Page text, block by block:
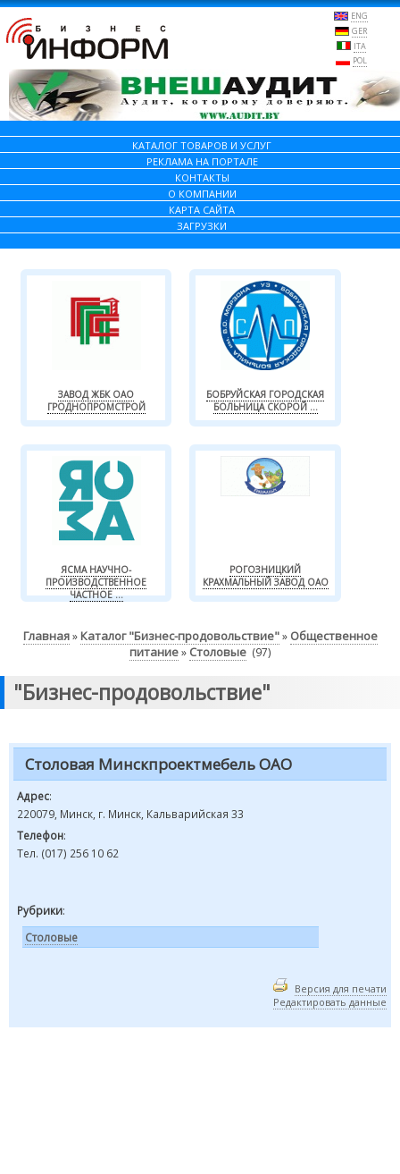
ENG
GER
ITA
POL
КАТАЛОГ ТОВАРОВ И УСЛУГ
РЕКЛАМА НА ПОРТАЛЕ
КОНТАКТЫ
О КОМПАНИИ
КАРТА САЙТА
ЗАГРУЗКИ
ЗАВОД ЖБК ОАО
ГРОДНОПРОМСТРОЙ
БОБРУЙСКАЯ ГОРОДСКАЯ
БОЛЬНИЦА СКОРОЙ ...
ЯСМА НАУЧНО-
ПРОИЗВОДСТВЕННОЕ
ЧАСТНОЕ ...
РОГОЗНИЦКИЙ
КРАХМАЛЬНЫЙ ЗАВОД ОАО
Главная» Каталог "Бизнес-продовольствие"» Общественное
питание» Столовые(97)
"Бизнес-продовольствие"
Столовая Минскпроектмебель ОАО
Адрес:
220079, Минск, г. Минск, Кальварийская 33
Телефон:
Тел. (017) 256 10 62
Рубрики:
Столовые
Версия для печати
Редактировать данные